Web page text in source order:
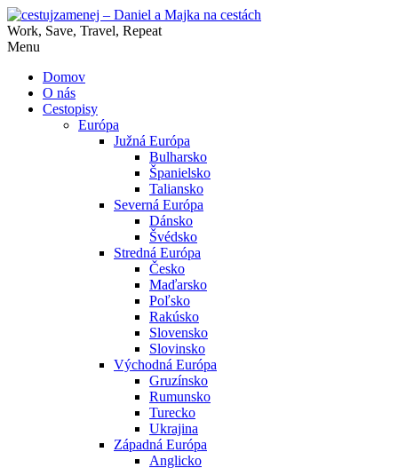
Work, Save, Travel, Repeat
Menu
Domov
O nás
Cestopisy
Európa
Južná Európa
Bulharsko
Španielsko
Taliansko
Severná Európa
Dánsko
Švédsko
Stredná Európa
Česko
Maďarsko
Poľsko
Rakúsko
Slovensko
Slovinsko
Východná Európa
Gruzínsko
Rumunsko
Turecko
Ukrajina
Západná Európa
Anglicko